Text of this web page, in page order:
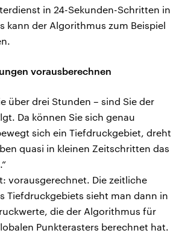
in 24-Sekunden-Schritten in
kann der Algorithmus zum Beispiel
vorausberechnen
über drei Stunden – sind Sie der
Da können Sie sich genau
sich ein Tiefdruckgebiet, dreht
quasi in kleinen Zeitschritten das
vorausgerechnet. Die zeitliche
Tiefdruckgebiets sieht man dann in
die der Algorithmus für
Punkterasters berechnet hat.